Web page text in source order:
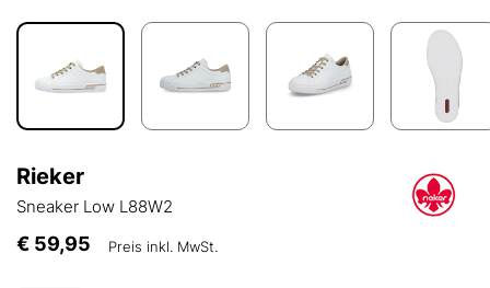
Rieker
Sneaker Low L88W2
€ 59,95 Preis inkl. MwSt.